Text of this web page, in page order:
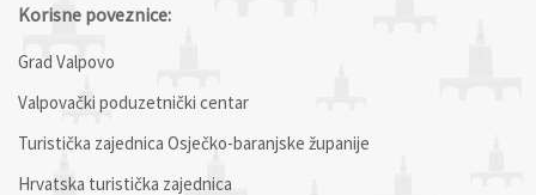
Korisne poveznice:
Grad Valpovo
Valpovački poduzetnički centar
Turistička zajednica Osječko-baranjske županije
Hrvatska turistička zajednica